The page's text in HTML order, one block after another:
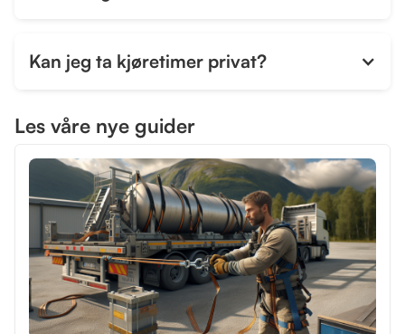
Kan jeg ta kjøretimer privat?
Les våre nye guider